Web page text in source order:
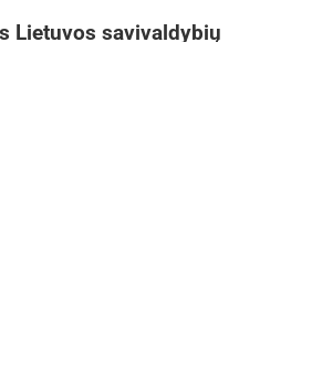
Lietuvos savivaldybių